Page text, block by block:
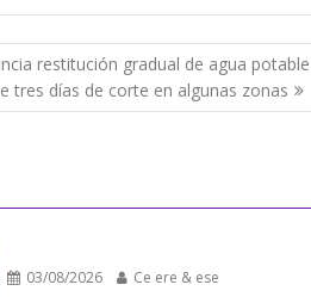
restitución gradual de agua potable
tres días de corte en algunas zonas
03/08/2026 Ce ere & ese